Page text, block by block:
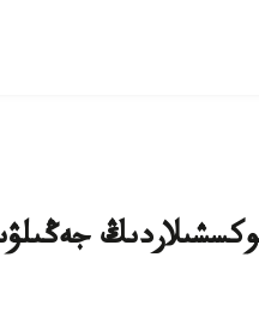
بوكسشىلاردىڭ